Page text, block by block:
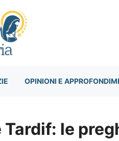
OPINIONI E
Tardif: le